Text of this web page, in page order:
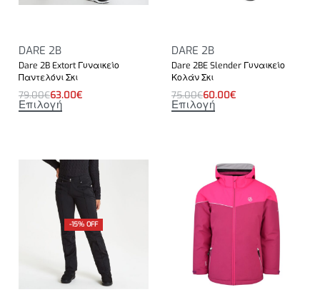
DARE 2B
Dare 2B Extort Γυναικείο
Παντελόνι Σκι
79.00€63.00€
Επιλογή
DARE 2B
Dare 2BE Slender Γυναικείο
Κολάν Σκι
75.00€60.00€
Επιλογή
-15% OFF